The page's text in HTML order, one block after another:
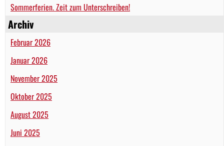
Sommerferien. Zeit zum Unterschreiben!
Archiv
Februar 2026
Januar 2026
November 2025
Oktober 2025
August 2025
Juni 2025